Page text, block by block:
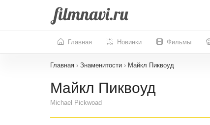
Главная Новинки Фильмы
Главная › Знаменитости › Майкл Пиквоуд
Майкл Пиквоуд
Michael Pickwoad